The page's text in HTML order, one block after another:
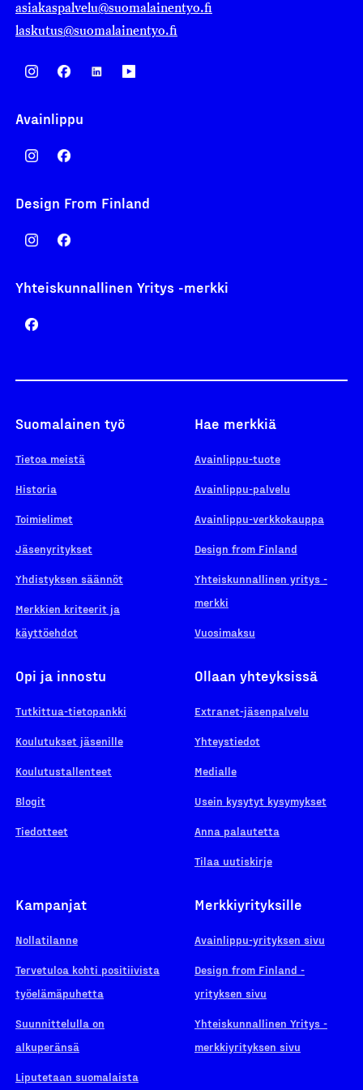
asiakaspalvelu@suomalainentyo.fi
laskutus@suomalainentyo.fi
Avainlippu
Design From Finland
Yhteiskunnallinen Yritys -merkki
Suomalainen työ
Tietoa meistä
Historia
Toimielimet
Jäsenyritykset
Yhdistyksen säännöt
Merkkien kriteerit ja
käyttöehdot
Hae merkkiä
Avainlippu-tuote
Avainlippu-palvelu
Avainlippu-verkkokauppa
Design from Finland
Yhteiskunnallinen yritys -
merkki
Vuosimaksu
Opi ja innostu
Tutkittua-tietopankki
Koulutukset jäsenille
Koulutustallenteet
Blogit
Tiedotteet
Ollaan yhteyksissä
Extranet-jäsenpalvelu
Yhteystiedot
Medialle
Usein kysytyt kysymykset
Anna palautetta
Tilaa uutiskirje
Kampanjat
Nollatilanne
Tervetuloa kohti positiivista
työelämäpuhetta
Suunnittelulla on
alkuperänsä
Liputetaan suomalaista
Merkkiyrityksille
Avainlippu-yrityksen sivu
Design from Finland -
yrityksen sivu
Yhteiskunnallinen Yritys -
merkkiyrityksen sivu